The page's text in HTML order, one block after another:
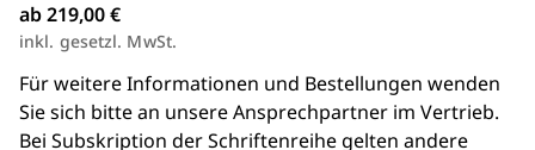
ab 219,00 €
inkl. gesetzl. MwSt.
Für weitere Informationen und Bestellungen wenden
Sie sich bitte an unsere Ansprechpartner im Vertrieb.
Bei Subskription der Schriftenreihe gelten andere